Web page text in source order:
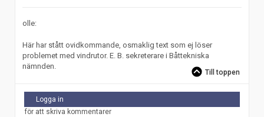
olle:
Här har stått ovidkommande, osmaklig text som ej löser
problemet med vindrutor. E. B. sekreterare i Båttekniska
nämnden.
Till toppen
Logga in
för att skriva kommentarer